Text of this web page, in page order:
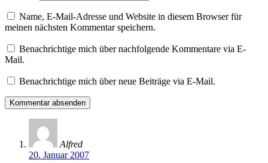
Name, E-Mail-Adresse und Website in diesem Browser für
meinen nächsten Kommentar speichern.
Benachrichtige mich über nachfolgende Kommentare via E-
Mail.
Benachrichtige mich über neue Beiträge via E-Mail.
Alfred
20. Januar 2007